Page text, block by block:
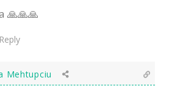
🙏🙏🙏
Reply
Mehtupciu